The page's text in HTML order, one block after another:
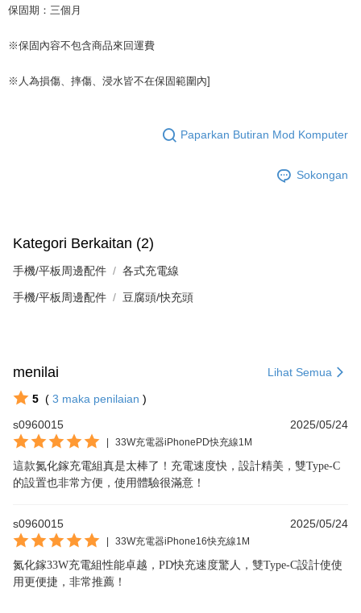
保固期：三個月
※保固內容不包含商品來回運費
※人為損傷、摔傷、浸水皆不在保固範圍內]
Paparkan Butiran Mod Komputer
Sokongan
Kategori Berkaitan (2)
手機/平板周邊配件 各式充電線
手機/平板周邊配件 豆腐頭/快充頭
menilai Lihat Semua
5 ( 3 maka penilaian )
s0960015
2025/05/24
| 33W充電器iPhonePD快充線1M
這款氮化鎵充電組真是太棒了！充電速度快，設計精美，雙Type-C
的設置也非常方便，使用體驗很滿意！
s0960015 2025/05/24
| 33W充電器iPhone16快充線1M
氮化鎵33W充電組性能卓越，PD快充速度驚人，雙Type-C設計使使
用更便捷，非常推薦！